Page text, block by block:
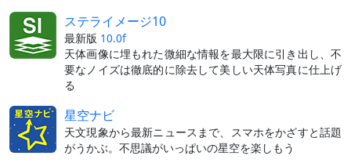
ステライメージ10
最新版 10.0f
天体画像に埋もれた微細な情報を最大限に引き出し、不
要なノイズは徹底的に除去して美しい天体写真に仕上げ
る
星空ナビ
天文現象から最新ニュースまで、スマホをかざすと話題
がうかぶ。不思議がいっぱいの星空を楽しもう